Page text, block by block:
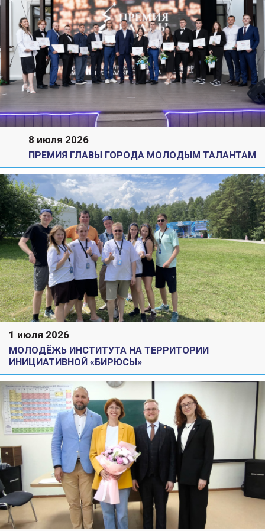
8 июля 2026
ПРЕМИЯ ГЛАВЫ ГОРОДА МОЛОДЫМ ТАЛАНТАМ
1 июля 2026
МОЛОДЁЖЬ ИНСТИТУТА НА ТЕРРИТОРИИ
ИНИЦИАТИВНОЙ «БИРЮСЫ»